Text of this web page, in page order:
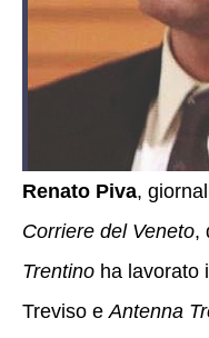
Renato Piva,
Corriere del Veneto,
Trentino ha lavorato
Treviso e Antenna